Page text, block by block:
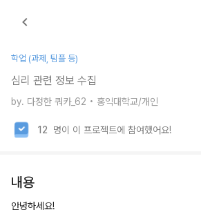
학업 (과제, 팀플 등)
심리 관련 정보 수집
by. 다정한 쿼카_62 • 홍익대학교/개인
12 명이 이 프로젝트에 참여했어요!
내용
안녕하세요!